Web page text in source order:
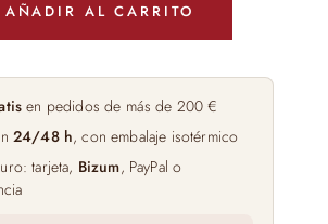
AÑADIR AL CARRITO
en pedidos de más de 200 €
24/48 h, con embalaje isotérmico
tarjeta, Bizum, PayPal o